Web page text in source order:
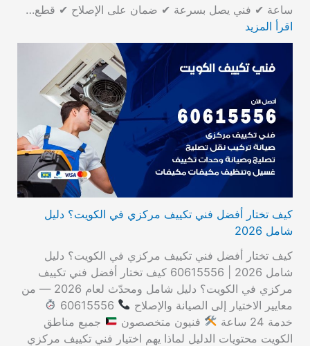
ساعة ✔ فني يصل بسرعة ✔ ضمان على الإصلاح ✔ قطع…
اقرأ المزيد
كيف تختار أفضل فني تكييف مركزي في الكويت؟ دليل
شامل 2026
كيف تختار أفضل فني تكييف مركزي في الكويت؟ دليل
شامل 2026 | 60615556 كيف تختار أفضل فني تكييف
مركزي في الكويت؟ دليل شامل ومحدّث لعام 2026 — من
معايير الاختيار إلى الصيانة والإصلاح
خدمة 24 ساعة
فنيون متخصصون
جميع مناطق
الكويت محتويات الدليل لماذا يهم اختيار فني تكييف مركزي